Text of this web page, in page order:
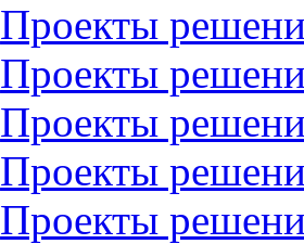
Проекты
Проекты
Проекты
Проекты
Проекты